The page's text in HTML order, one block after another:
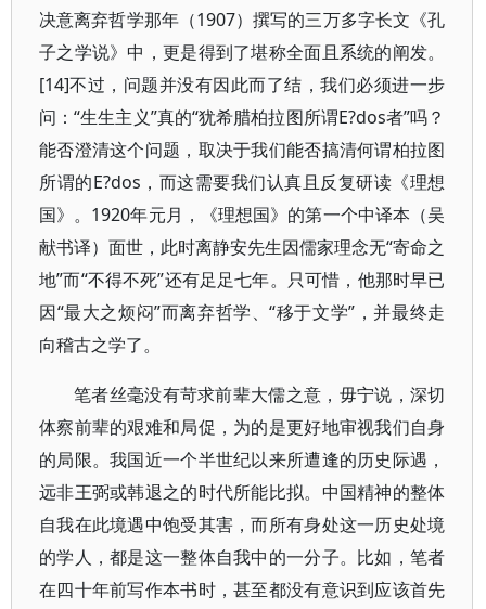
决意离弃哲学那年（1907）撰写的三万多字长文《孔
子之学说》中，更是得到了堪称全面且系统的阐发。
[14]不过，问题并没有因此而了结，我们必须进一步
问：“生生主义”真的“犹希腊柏拉图所谓E?dos者”吗？
能否澄清这个问题，取决于我们能否搞清何谓柏拉图
所谓的E?dos，而这需要我们认真且反复研读《理想
国》。1920年元月，《理想国》的第一个中译本（吴
献书译）面世，此时离静安先生因儒家理念无“寄命之
地”而“不得不死”还有足足七年。只可惜，他那时早已
因“最大之烦闷”而离弃哲学、“移于文学”，并最终走
向稽古之学了。
笔者丝毫没有苛求前辈大儒之意，毋宁说，深切
体察前辈的艰难和局促，为的是更好地审视我们自身
的局限。我国近一个半世纪以来所遭逢的历史际遇，
远非王弼或韩退之的时代所能比拟。中国精神的整体
自我在此境遇中饱受其害，而所有身处这一历史处境
的学人，都是这一整体自我中的一分子。比如，笔者
在四十年前写作本书时，甚至都没有意识到应该首先